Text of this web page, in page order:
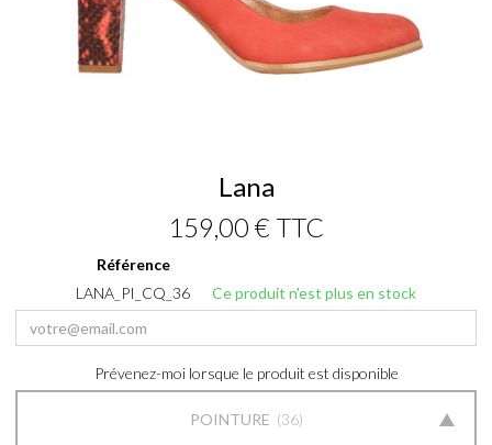
Lana
159,00 € TTC
Référence
LANA_PI_CQ_36
Ce produit n'est plus en stock
Prévenez-moi lorsque le produit est disponible
POINTURE 36